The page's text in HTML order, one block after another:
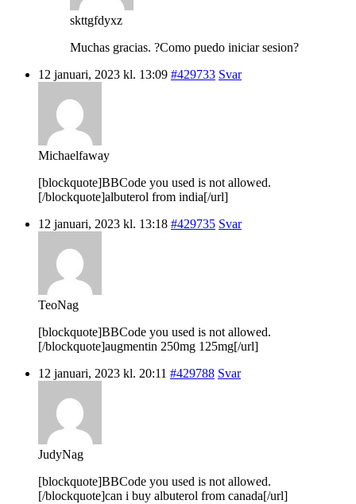
skttgfdyxz
Muchas gracias. ?Como puedo iniciar sesion?
12 januari, 2023 kl. 13:09 #429733 Svar
Michaelfaway
[blockquote]BBCode you used is not allowed.
[/blockquote]albuterol from india[/url]
12 januari, 2023 kl. 13:18 #429735 Svar
TeoNag
[blockquote]BBCode you used is not allowed.
[/blockquote]augmentin 250mg 125mg[/url]
12 januari, 2023 kl. 20:11 #429788 Svar
JudyNag
[blockquote]BBCode you used is not allowed.
[/blockquote]can i buy albuterol from canada[/url]